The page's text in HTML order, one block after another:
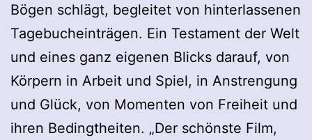
Bögen schlägt, begleitet von hinterlassenen
Tagebucheinträgen. Ein Testament der Welt
und eines ganz eigenen Blicks darauf, von
Körpern in Arbeit und Spiel, in Anstrengung
und Glück, von Momenten von Freiheit und
ihren Bedingtheiten. „Der schönste Film,